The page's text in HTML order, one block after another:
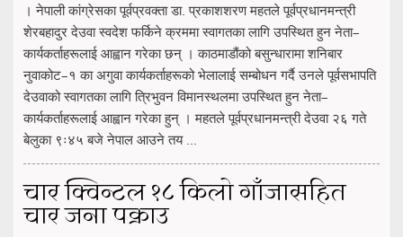
। नेपाली कांग्रेसका पूर्वप्रवक्ता डा. प्रकाशशरण महतले पूर्वप्रधानमन्त्री
शेरबहादुर देउवा स्वदेश फर्किने क्रममा स्वागतका लागि उपस्थित हुन नेता–
कार्यकर्ताहरूलाई आह्वान गरेका छन् । काठमाडौंको बसुन्धारामा शनिबार
नुवाकोट–१ का अगुवा कार्यकर्ताहरूको भेलालाई सम्बोधन गर्दै उनले पूर्वसभापति
देउवाको स्वागतका लागि त्रिभुवन विमानस्थलमा उपस्थित हुन नेता–
कार्यकर्ताहरूलाई आह्वान गरेका हुन् । महतले पूर्वप्रधानमन्त्री देउवा २६ गते
बेलुका ९ः४५ बजे नेपाल आउने तय ...
चार क्विन्टल १८ किलो गाँजासहित
चार जना पक्राउ